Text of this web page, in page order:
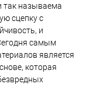
так называема
сцепку с
и
самым
является
которая